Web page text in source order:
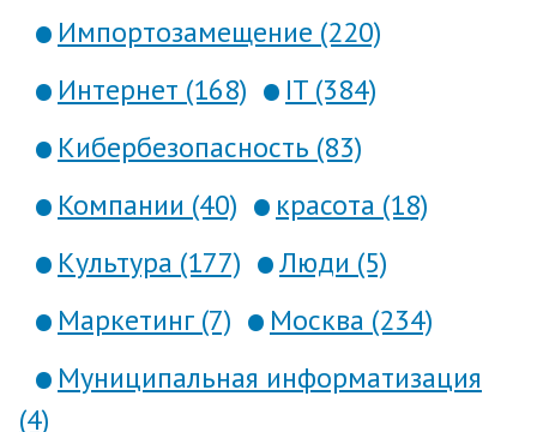
Импортозамещение (220)
Интернет (168)
IT (384)
Кибербезопасность (83)
Компании (40)
красота (18)
Культура (177)
Люди (5)
Маркетинг (7)
Москва (234)
Муниципальная информатизация
(4)